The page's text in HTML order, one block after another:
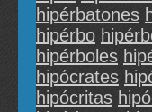
hipérbatones
hipérbo
hipérboles
hipócrates
hipócritas